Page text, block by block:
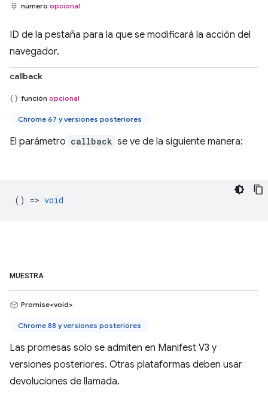
número opcional
ID de la pestaña para la que se modificará la acción del
navegador.
callback
función opcional
Chrome 67 y versiones posteriores
El parámetro callback se ve de la siguiente manera:
() => void
MUESTRA
Promise<void>
Chrome 88 y versiones posteriores
Las promesas solo se admiten en Manifest V3 y
versiones posteriores. Otras plataformas deben usar
devoluciones de llamada.